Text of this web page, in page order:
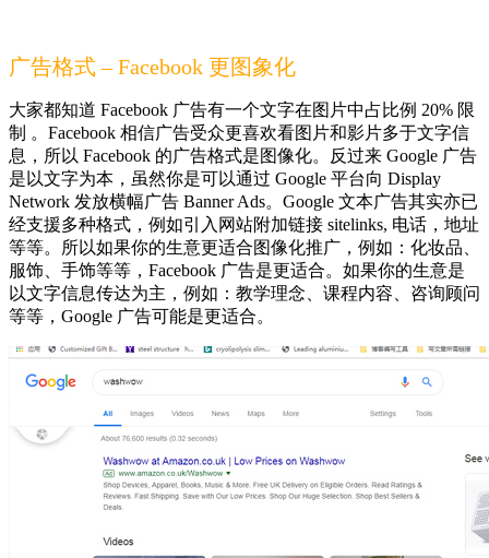
广告格式 – Facebook 更图象化
大家都知道 Facebook 广告有一个文字在图片中占比例 20% 限
制 。Facebook 相信广告受众更喜欢看图片和影片多于文字信
息，所以 Facebook 的广告格式是图像化。反过来 Google 广告
是以文字为本，虽然你是可以通过 Google 平台向 Display
Network 发放横幅广告 Banner Ads。Google 文本广告其实亦已
经支援多种格式，例如引入网站附加链接 sitelinks, 电话，地址
等等。所以如果你的生意更适合图像化推广，例如：化妆品、
服饰、手饰等等，Facebook 广告是更适合。如果你的生意是
以文字信息传达为主，例如：教学理念、课程内容、咨询顾问
等等，Google 广告可能是更适合。